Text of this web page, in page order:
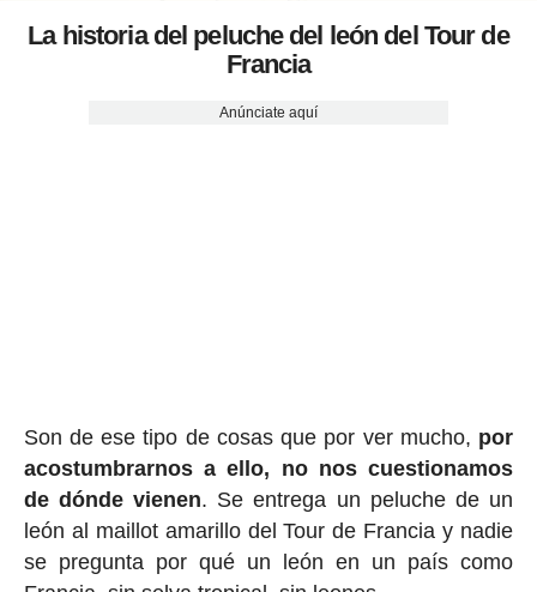
La historia del peluche del león del Tour de
Francia
Anúnciate aquí
Son de ese tipo de cosas que por ver mucho, por
acostumbrarnos a ello, no nos cuestionamos
de dónde vienen. Se entrega un peluche de un
león al maillot amarillo del Tour de Francia y nadie
se pregunta por qué un león en un país como